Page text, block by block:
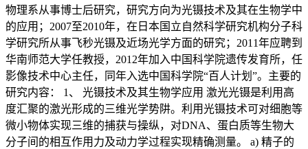
物理系从事博士后研究，研究方向为光镊技术及其在生物学中
的应用；2007至2010年，在日本国立自然科学研究机构分子科
学研究所从事飞秒光镊及近场光学方面的研究；2011年应聘到
华南师范大学任教授，2012年加入中国科学院遗传发育所，任
影像技术中心主任，同年入选中国科学院“百人计划”。主要的
研究内容： 1、 光镊技术及其生物学应用 激光光镊是利用高
度汇聚的激光形成的三维光学势阱。利用光镊技术可对细胞等
微小物体实现三维的捕获与操纵，对DNA、蛋白质等生物大
分子间的相互作用力及动力学过程实现精确测量。 a) 精子的